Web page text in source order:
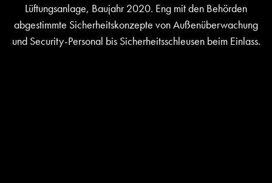
Lüftungsanlage, Baujahr 2020. Eng mit den Behörden
abgestimmte Sicherheitskonzepte von Außenüberwachung
und Security-Personal bis Sicherheitsschleusen beim Einlass.